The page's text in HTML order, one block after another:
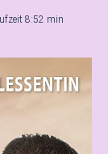
8:52 min